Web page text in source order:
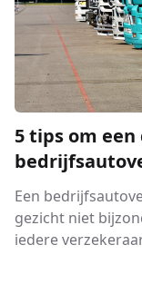
5 tips om
Een
gezicht niet
iedere